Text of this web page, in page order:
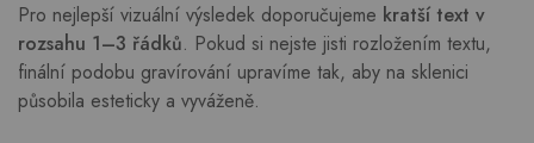
Pro nejlepší vizuální výsledek doporučujeme kratší text v
rozsahu 1–3 řádků. Pokud si nejste jisti rozložením textu,
finální podobu gravírování upravíme tak, aby na sklenici
působila esteticky a vyváženě.